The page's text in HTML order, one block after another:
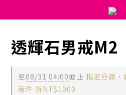
透輝石男戒M2
至08/31 04:00截止 指定分類
兩件 折NT$1000